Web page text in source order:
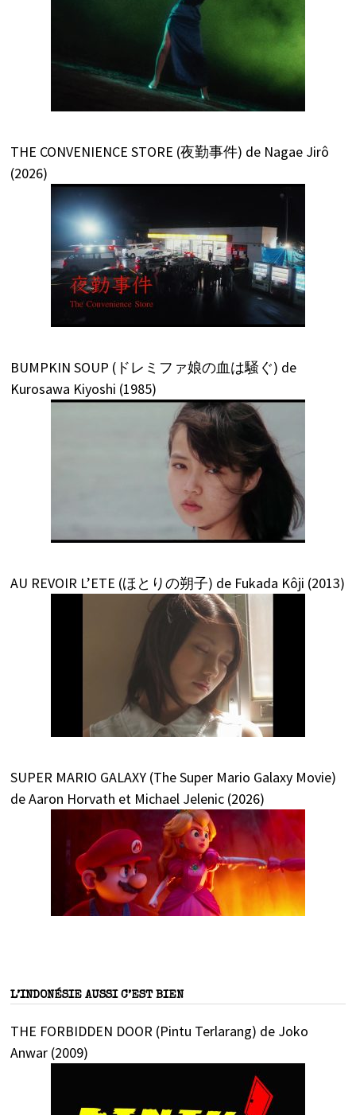
THE CONVENIENCE STORE (夜勤事件) de Nagae Jirô
(2026)
BUMPKIN SOUP (ドレミファ娘の血は騒ぐ) de
Kurosawa Kiyoshi (1985)
AU REVOIR L’ETE (ほとりの朔子) de Fukada Kôji (2013)
SUPER MARIO GALAXY (The Super Mario Galaxy Movie)
de Aaron Horvath et Michael Jelenic (2026)
L’INDONÉSIE AUSSI C’EST BIEN
THE FORBIDDEN DOOR (Pintu Terlarang) de Joko
Anwar (2009)